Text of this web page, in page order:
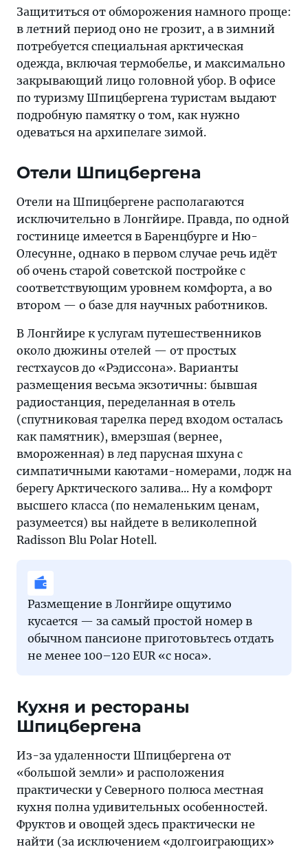
Защититься от обморожения намного проще:
в летний период оно не грозит, а в зимний
потребуется специальная арктическая
одежда, включая термобелье, и максимально
закрывающий лицо головной убор. В офисе
по туризму Шпицбергена туристам выдают
подробную памятку о том, как нужно
одеваться на архипелаге зимой.
Отели Шпицбергена
Отели на Шпицбергене располагаются
исключительно в Лонгйире. Правда, по одной
гостинице имеется в Баренцбурге и Ню-
Олесунне, однако в первом случае речь идёт
об очень старой советской постройке с
соответствующим уровнем комфорта, а во
втором — о базе для научных работников.
В Лонгйире к услугам путешественников
около дюжины отелей — от простых
гестхаусов до «Рэдиссона». Варианты
размещения весьма экзотичны: бывшая
радиостанция, переделанная в отель
(спутниковая тарелка перед входом осталась
как памятник), вмерзшая (вернее,
вмороженная) в лед парусная шхуна с
симпатичными каютами-номерами, лодж на
берегу Арктического залива... Ну а комфорт
высшего класса (по немаленьким ценам,
разумеется) вы найдете в великолепной
Radisson Blu Polar Hotell.
Размещение в Лонгйире ощутимо
кусается — за самый простой номер в
обычном пансионе приготовьтесь отдать
не менее 100–120 EUR «с носа».
Кухня и рестораны
Шпицбергена
Из-за удаленности Шпицбергена от
«большой земли» и расположения
практически у Северного полюса местная
кухня полна удивительных особенностей.
Фруктов и овощей здесь практически не
найти (за исключением «долгоиграющих»